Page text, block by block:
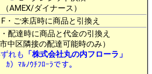
（AMEX/ダイナース）
F・ご来店時に商品と引換え
配達時に商品と代金の引換え
中区隣接の配達可能時のみ）
れも 「株式会社丸の内フローラ」
ｶ）ﾏﾙﾉｳﾁﾌﾛｰﾗです。